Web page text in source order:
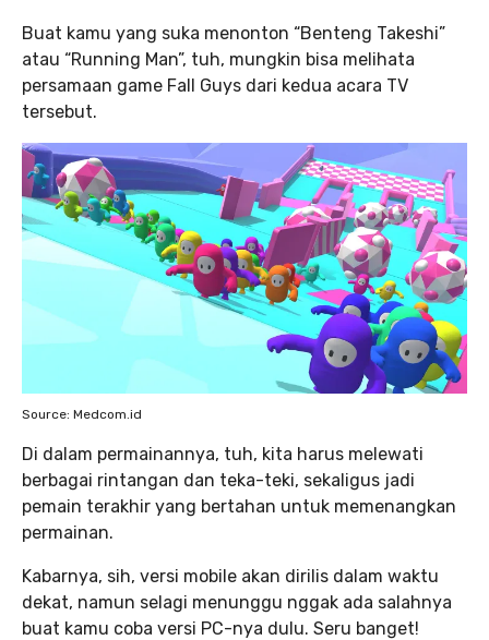
Buat kamu yang suka menonton “Benteng Takeshi”
atau “Running Man”, tuh, mungkin bisa melihata
persamaan game Fall Guys dari kedua acara TV
tersebut.
Source: Medcom.id
Di dalam permainannya, tuh, kita harus melewati
berbagai rintangan dan teka-teki, sekaligus jadi
pemain terakhir yang bertahan untuk memenangkan
permainan.
Kabarnya, sih, versi mobile akan dirilis dalam waktu
dekat, namun selagi menunggu nggak ada salahnya
buat kamu coba versi PC-nya dulu. Seru banget!